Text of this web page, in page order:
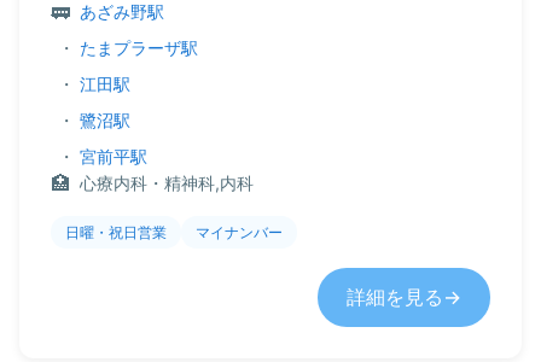
あざみ野駅
・ たまプラーザ駅
・ 江田駅
・ 鷺沼駅
・ 宮前平駅
心療内科・精神科,内科
日曜・祝日営業 マイナンバー
詳細を見る